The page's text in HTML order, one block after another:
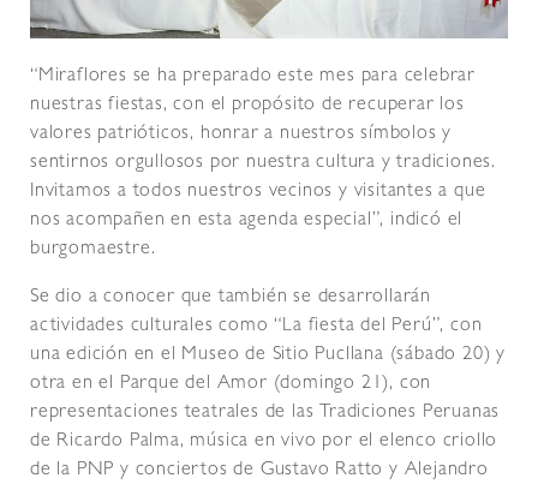
“Miraflores se ha preparado este mes para celebrar
nuestras fiestas, con el propósito de recuperar los
valores patrióticos, honrar a nuestros símbolos y
sentirnos orgullosos por nuestra cultura y tradiciones.
Invitamos a todos nuestros vecinos y visitantes a que
nos acompañen en esta agenda especial”, indicó el
burgomaestre.
Se dio a conocer que también se desarrollarán
actividades culturales como “La fiesta del Perú”, con
una edición en el Museo de Sitio Pucllana (sábado 20) y
otra en el Parque del Amor (domingo 21), con
representaciones teatrales de las Tradiciones Peruanas
de Ricardo Palma, música en vivo por el elenco criollo
de la PNP y conciertos de Gustavo Ratto y Alejandro